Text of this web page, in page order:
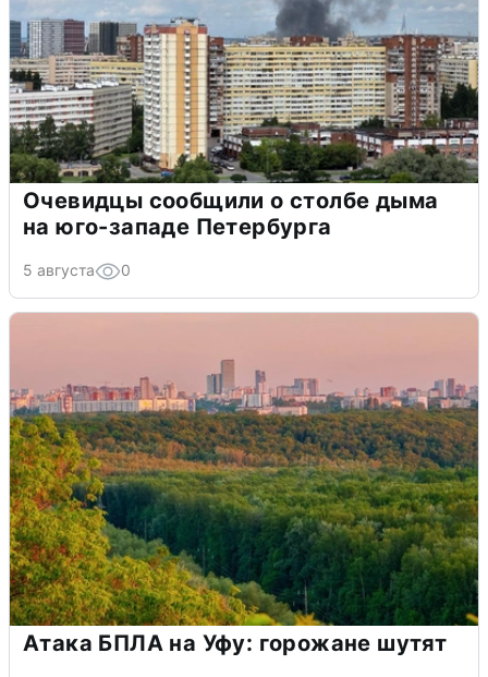
Очевидцы сообщили о столбе дыма
на юго-западе Петербурга
5 августа 0
Атака БПЛА на Уфу: горожане шутят